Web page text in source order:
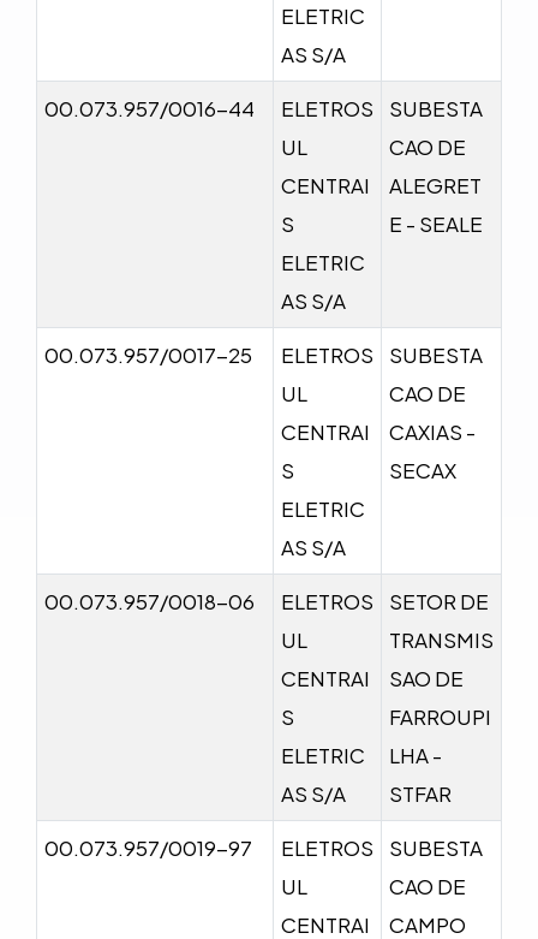
ELETRIC
AS S/A
00.073.957/0016-44
ELETROS
UL
CENTRAI
S
ELETRIC
AS S/A
SUBESTA
CAO DE
ALEGRET
E - SEALE
00.073.957/0017-25
ELETROS
UL
CENTRAI
S
ELETRIC
AS S/A
SUBESTA
CAO DE
CAXIAS -
SECAX
00.073.957/0018-06
ELETROS
UL
CENTRAI
S
ELETRIC
AS S/A
SETOR DE
TRANSMIS
SAO DE
FARROUPI
LHA -
STFAR
00.073.957/0019-97
ELETROS
UL
CENTRAI
SUBESTA
CAO DE
CAMPO